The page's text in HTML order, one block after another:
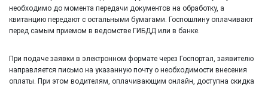
необходимо до момента передачи документов на обработку, а
квитанцию передают с остальными бумагами. Госпошлину оплачивают
перед самым приемом в ведомстве ГИБДД или в банке.
При подаче заявки в электронном формате через Госпортал, заявителю
направляется письмо на указанную почту о необходимости внесения
оплаты. При этом водителям, оплачивающим онлайн, доступна скидка